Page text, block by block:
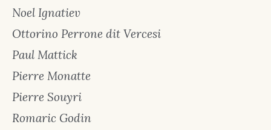
Noel Ignatiev
Ottorino Perrone dit Vercesi
Paul Mattick
Pierre Monatte
Pierre Souyri
Romaric Godin